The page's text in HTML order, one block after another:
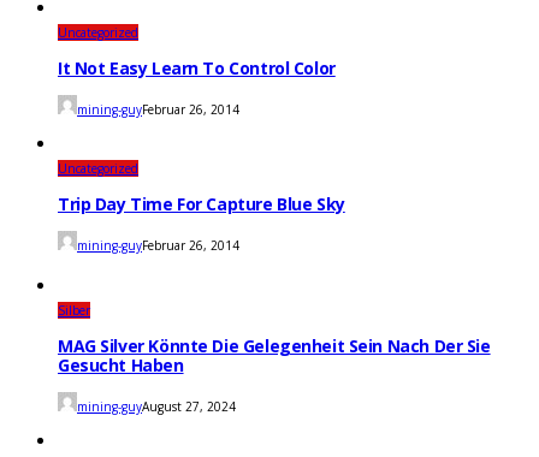
Uncategorized
It Not Easy Learn To Control Color
mining-guyFebruar 26, 2014
Uncategorized
Trip Day Time For Capture Blue Sky
mining-guyFebruar 26, 2014
Silber
MAG Silver Könnte Die Gelegenheit Sein Nach Der Sie
Gesucht Haben
mining-guyAugust 27, 2024